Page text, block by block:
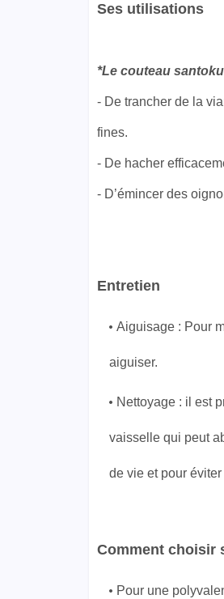
Ses utilisations
*Le couteau
- De trancher de la
fines.
- De hacher
- D’émincer des
Entretien
Aiguisage : Pour
aiguiser.
Nettoyage : il est
vaisselle qui peut
de vie et pour
Comment choisir
Pour une